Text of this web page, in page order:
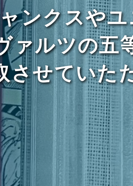
ンクスや
ァルツの五
させていた